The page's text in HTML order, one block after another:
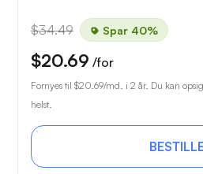
$34.49 Spar 40%
$20.69 /for
Fornyes til $20.69/md. i 2 år. Du kan
helst.